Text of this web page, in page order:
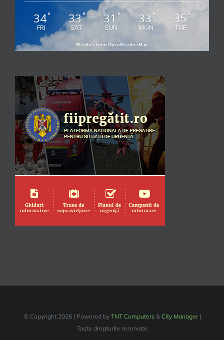
34°
FRI
33°
SAT
31°
SUN
33 °
MON
35 °
TUE
Weather from OpenWeatherMap
© Copyright 2026 | Powered by TNT Computers& City Manager|
Toate drepturile rezervate